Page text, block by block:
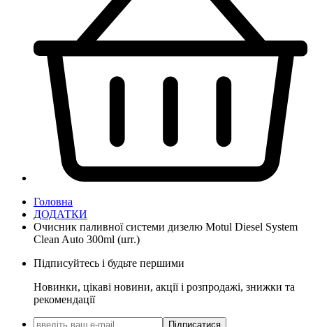
Головна
ДОДАТКИ
Очисник паливної системи дизелю Motul Diesel System
Clean Auto 300ml (шт.)
Підписуйтесь і будьте першими
Новинки, цікаві новини, акції і розпродажі, знижки та
рекомендації
Підписатися